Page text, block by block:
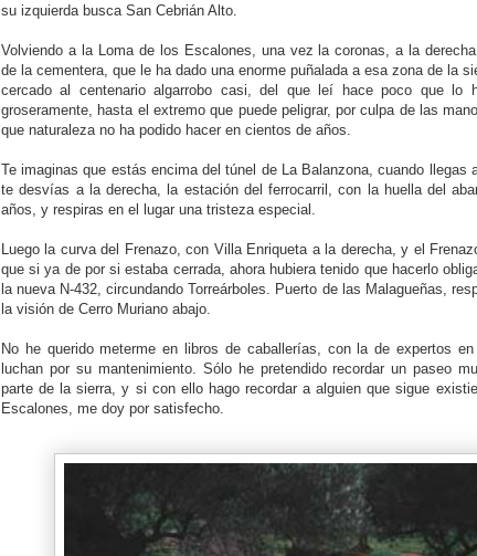
su izquierda busca San Cebrián Alto.
Volviendo a la Loma de los Escalones, una vez la coronas, a la
de la cementera, que le ha dado una enorme puñalada a esa zona de la
cercado al centenario algarrobo casi, del que leí hace poco que lo
groseramente, hasta el extremo que puede peligrar, por culpa de las
que naturaleza no ha podido hacer en cientos de años.
Te imaginas que estás encima del túnel de La Balanzona, cuando llegas
te desvías a la derecha, la estación del ferrocarril, con la huella del
años, y respiras en el lugar una tristeza especial.
Luego la curva del Frenazo, con Villa Enriqueta a la derecha, y el
que si ya de por si estaba cerrada, ahora hubiera tenido que hacerlo
la nueva N-432, circundando Torreárboles. Puerto de las Malagueñas,
la visión de Cerro Muriano abajo.
No he querido meterme en libros de caballerías, con la de expertos
luchan por su mantenimiento. Sólo he pretendido recordar un paseo
parte de la sierra, y si con ello hago recordar a alguien que sigue
Escalones, me doy por satisfecho.